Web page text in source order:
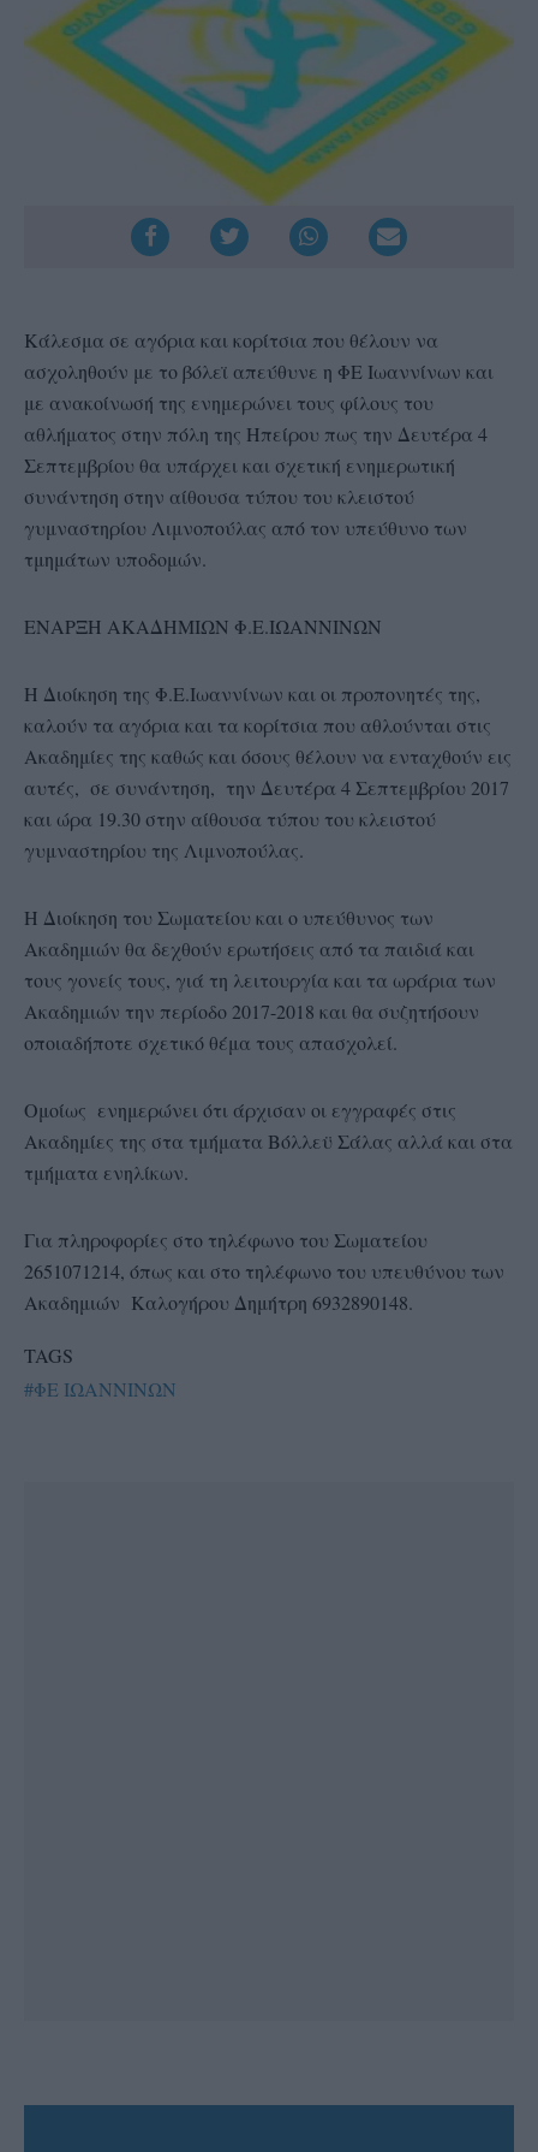
Κάλεσμα σε αγόρια και κορίτσια που θέλουν να
ασχοληθούν με το βόλεϊ απεύθυνε η ΦΕ Ιωαννίνων και
με ανακοίνωσή της ενημερώνει τους φίλους του
αθλήματος στην πόλη της Ηπείρου πως την Δευτέρα 4
Σεπτεμβρίου θα υπάρχει και σχετική ενημερωτική
συνάντηση στην αίθουσα τύπου του κλειστού
γυμναστηρίου Λιμνοπούλας από τον υπεύθυνο των
τμημάτων υποδομών.
ΕΝΑΡΞΗ ΑΚΑΔΗΜΙΩΝ Φ.Ε.ΙΩΑΝΝΙΝΩΝ
Η Διοίκηση της Φ.Ε.Ιωαννίνων και οι προπονητές της,
καλούν τα αγόρια και τα κορίτσια που αθλούνται στις
Ακαδημίες της καθώς και όσους θέλουν να ενταχθούν εις
αυτές, σε συνάντηση, την Δευτέρα 4 Σεπτεμβρίου 2017
και ώρα 19.30 στην αίθουσα τύπου του κλειστού
γυμναστηρίου της Λιμνοπούλας.
Η Διοίκηση του Σωματείου και ο υπεύθυνος των
Ακαδημιών θα δεχθούν ερωτήσεις από τα παιδιά και
τους γονείς τους, γιά τη λειτουργία και τα ωράρια των
Ακαδημιών την περίοδο 2017-2018 και θα συζητήσουν
οποιαδήποτε σχετικό θέμα τους απασχολεί.
Ομοίως ενημερώνει ότι άρχισαν οι εγγραφές στις
Ακαδημίες της στα τμήματα Βόλλεϋ Σάλας αλλά και στα
τμήματα ενηλίκων.
Για πληροφορίες στο τηλέφωνο του Σωματείου
2651071214, όπως και στο τηλέφωνο του υπευθύνου των
Ακαδημιών Καλογήρου Δημήτρη 6932890148.
TAGS
#ΦΕ ΙΩΑΝΝΙΝΩΝ